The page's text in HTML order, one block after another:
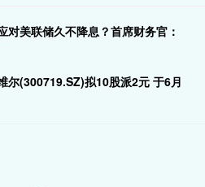
对美联储久不降息？首席财务官：
尔(300719.SZ)拟10股派2元 于6月